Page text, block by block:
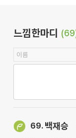
느낌한마디
69. 백재승